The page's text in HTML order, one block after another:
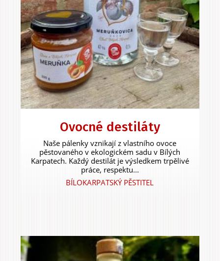
Ovocné destiláty
Naše pálenky vznikají z vlastního ovoce
pěstovaného v ekologickém sadu v Bílých
Karpatech. Každý destilát je výsledkem trpělivé
práce, respektu...
BÍLOKARPATSKÝ PĚSTITEL